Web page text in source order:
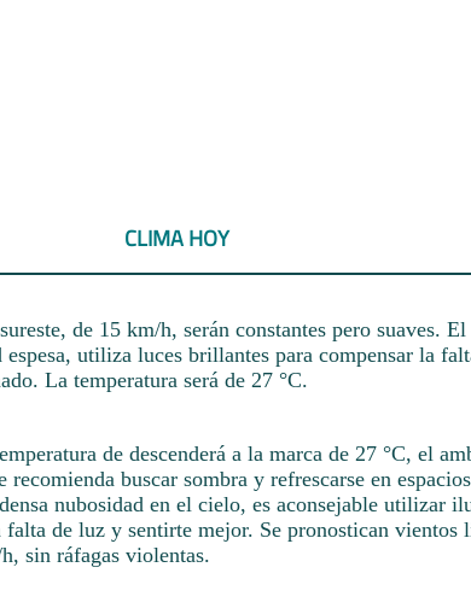
CLIMA HOY
de 15 km/h, serán constantes pero suaves. El
utiliza luces brillantes para compensar la
La temperatura será de 27 °C.
de descenderá a la marca de 27 °C, el
buscar sombra y refrescarse en
nubosidad en el cielo, es aconsejable utilizar
de luz y sentirte mejor. Se pronostican vientos
sin ráfagas violentas.